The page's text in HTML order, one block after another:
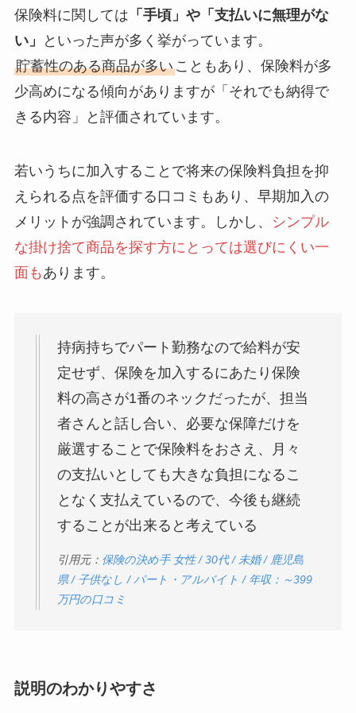
保険料に関しては 「手頃」や「支払いに無理がな
い」
といった声が多く挙がっています。
貯蓄性のある商品が多いこともあり、保険料が多
少高めになる傾向がありますが「それでも納得で
きる内容」と評価されています。
若いうちに加入することで将来の保険料負担を抑
えられる点を評価する口コミもあり、早期加入の
メリットが強調されています。しかし、
シンプル
な掛け捨て商品を探す方にとっては選びにくい一
面も あります。
持病持ちでパート勤務なので給料が安
定せず、保険を加入するにあたり保険
料の高さが1番のネックだったが、担当
者さんと話し合い、必要な保障だけを
厳選することで保険料をおさえ、月々
の支払いとしても大きな負担になるこ
となく支払えているので、今後も継続
することが出来ると考えている
引用元： 保険の決め手 女性 / 30代 / 未婚 / 鹿児島
県 / 子供なし / パート・アルバイト / 年収：～399
万円の口コミ
説明のわかりやすさ